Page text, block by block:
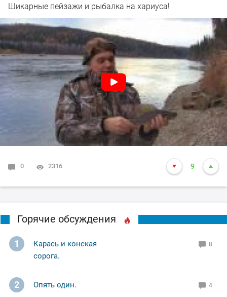
Шикарные пейзажи и рыбалка на хариуса!
0 2316 9
Горячие обсуждения
1
Карась и конская
сорога.
8
2 Опять один. 4